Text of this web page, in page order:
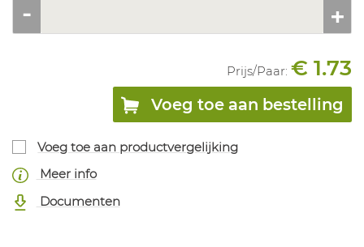
Prijs/Paar: € 1.73
Voeg toe aan bestelling
Voeg toe aan productvergelijking
Meer info
Documenten